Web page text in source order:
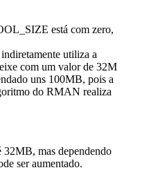
está com zero,
utiliza a
com um valor de 32M
uns 100MB, pois a
do RMAN realiza
mas dependendo
ser aumentado.